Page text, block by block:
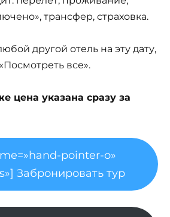
трансфер, страховка.
другой отель на эту дату,
все».
цена указана сразу за
pointer-o»
Забронировать тур